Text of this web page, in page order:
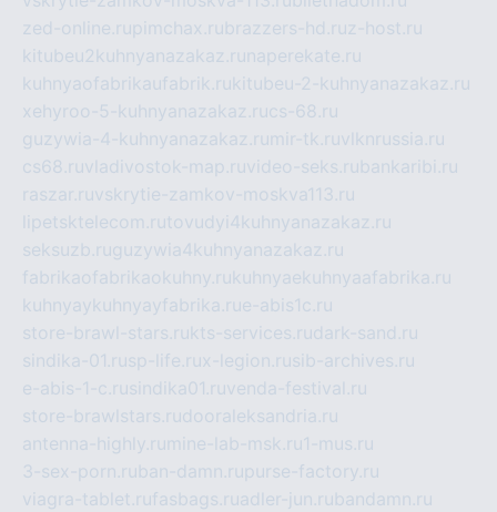
zed-online.rupimchax.rubrazzers-hd.ruz-host.ru
kitubeu2kuhnyanazakaz.ru naperekate.ru
kuhnyaofabrikaufabrik.rukitubeu-2-kuhnyanazakaz.ru
xehyroo-5-kuhnyanazakaz.rucs-68.ru
guzywia-4-kuhnyanazakaz.ru mir-tk.ruvlknrussia.ru
cs68.ruvladivostok-map.ruvideo-seks.rubankaribi.ru
raszar.ruvskrytie-zamkov-moskva113.ru
lipetsktelecom.rutovudyi4kuhnyanazakaz.ru
seksuzb.ruguzywia4kuhnyanazakaz.ru
fabrikaofabrikaokuhny.rukuhnyaekuhnyaafabrika.ru
kuhnyaykuhnyayfabrika.rue-abis1c.ru
store-brawl-stars.rukts-services.rudark-sand.ru
sindika-01.rusp-life.rux-legion.rusib-archives.ru
e-abis-1-c.rusindika01.ruvenda-festival.ru
store-brawlstars.rudooraleksandria.ru
antenna-highly.ru mine-lab-msk.ru1-mus.ru
3-sex-porn.ruban-damn.rupurse-factory.ru
viagra-tablet.rufasbags.ruadler-jun.rubandamn.ru